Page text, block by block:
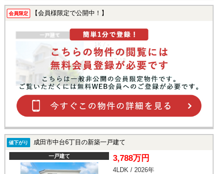
会員限定 【会員様限定で公開中！】
値下がり 成田市中台6丁目の新築一戸建て
一戸建て 3,788万円
4LDK / 2026年